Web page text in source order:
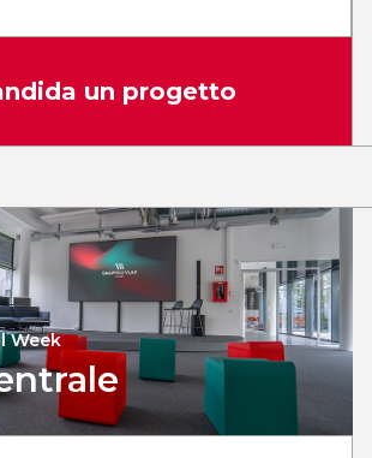
un progetto
Week